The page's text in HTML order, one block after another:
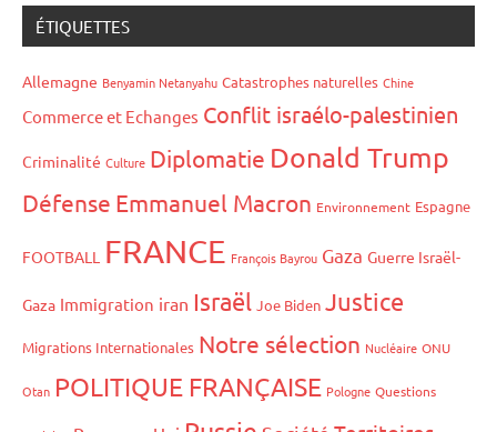
ÉTIQUETTES
Allemagne Benyamin Netanyahu Catastrophes naturelles Chine
Commerce et Echanges Conflit israélo-palestinien
Criminalité Culture Diplomatie Donald Trump
Défense Emmanuel Macron Environnement Espagne
FOOTBALL FRANCE François Bayrou Gaza Guerre Israël-
Gaza Immigration iran Israël Joe Biden Justice
Migrations Internationales Notre sélection Nucléaire ONU
Otan POLITIQUE FRANÇAISE Pologne Questions